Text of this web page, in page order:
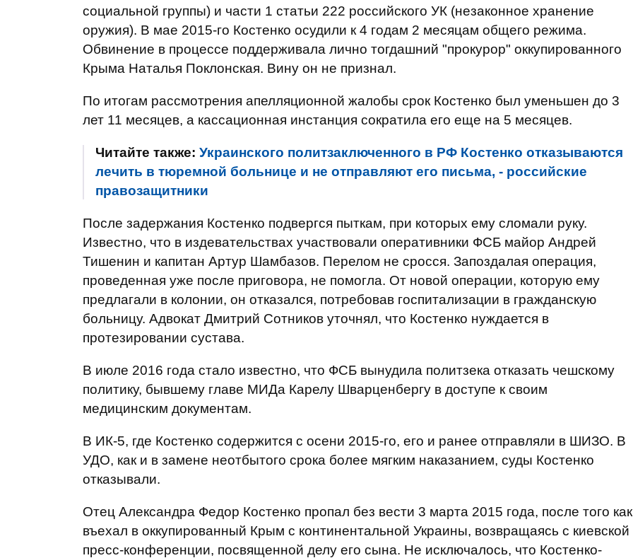
социальной группы) и части 1 статьи 222 российского УК (незаконное хранение
оружия). В мае 2015-го Костенко осудили к 4 годам 2 месяцам общего режима.
Обвинение в процессе поддерживала лично тогдашний "прокурор" оккупированного
Крыма Наталья Поклонская. Вину он не признал.
По итогам рассмотрения апелляционной жалобы срок Костенко был уменьшен до 3
лет 11 месяцев, а кассационная инстанция сократила его еще на 5 месяцев.
Читайте также: Украинского политзаключенного в РФ Костенко отказываются
лечить в тюремной больнице и не отправляют его письма, - российские
правозащитники
После задержания Костенко подвергся пыткам, при которых ему сломали руку.
Известно, что в издевательствах участвовали оперативники ФСБ майор Андрей
Тишенин и капитан Артур Шамбазов. Перелом не сросся. Запоздалая операция,
проведенная уже после приговора, не помогла. От новой операции, которую ему
предлагали в колонии, он отказался, потребовав госпитализации в гражданскую
больницу. Адвокат Дмитрий Сотников уточнял, что Костенко нуждается в
протезировании сустава.
В июле 2016 года стало известно, что ФСБ вынудила политзека отказать чешскому
политику, бывшему главе МИДа Карелу Шварценбергу в доступе к своим
медицинским документам.
В ИК-5, где Костенко содержится с осени 2015-го, его и ранее отправляли в ШИЗО. В
УДО, как и в замене неотбытого срока более мягким наказанием, суды Костенко
отказывали.
Отец Александра Федор Костенко пропал без вести 3 марта 2015 года, после того как
въехал в оккупированный Крым с континентальной Украины, возвращаясь с киевской
пресс-конференции, посвященной делу его сына. Не исключалось, что Костенко-